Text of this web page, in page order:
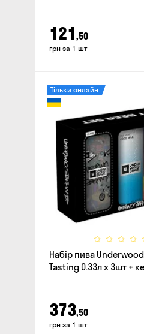
121 ,50
грн за 1 шт
Тільки онлайн
Набір пива
Tasting 0.33л x 3шт +
373,50
грн за 1 шт